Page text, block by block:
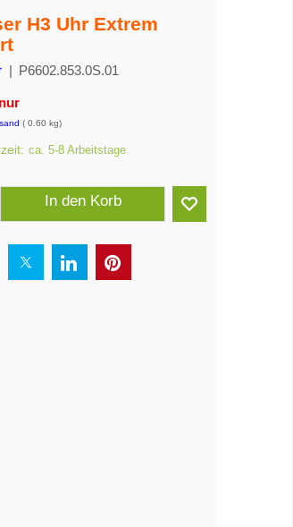
H3 Uhr Extrem
P6602.853.0S.01
811.00
ca. 5-8 Arbeitstage